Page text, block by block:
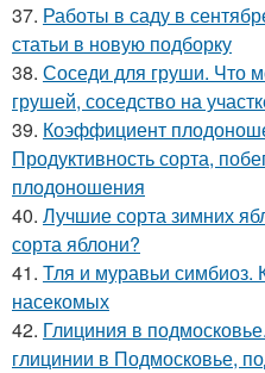
37. Работы в саду в
статьи в новую подборку
38. Соседи для груши. Что
грушей, соседство на
39. Коэффициент
Продуктивность сорта,
плодоношения
40. Лучшие сорта зимних
сорта яблони?
41. Тля и муравьи симбиоз.
насекомых
42. Глициния в
глицинии в Подмосковье,